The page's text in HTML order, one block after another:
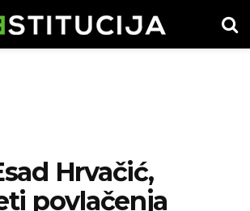
Hrvačić,
povlačenja